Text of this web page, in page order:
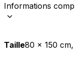
Informations
Taille80 x 150